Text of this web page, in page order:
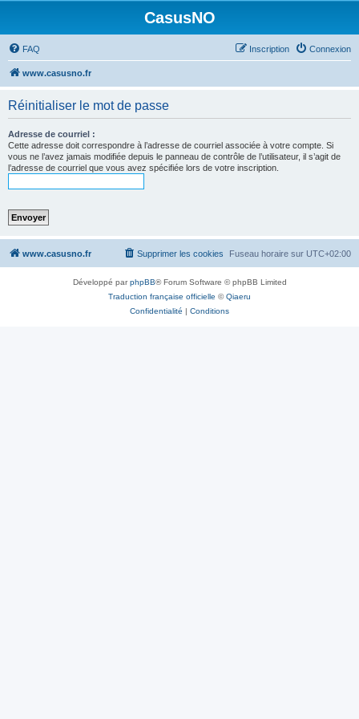
CasusNO
FAQ Connexion
Inscription
www.casusno.fr
Réinitialiser le mot de passe
Adresse de courriel :
Cette adresse doit correspondre à l’adresse de courriel associée à votre compte. Si
vous ne l’avez jamais modifiée depuis le panneau de contrôle de l’utilisateur, il s’agit de
l’adresse de courriel que vous avez spécifiée lors de votre inscription.
www.casusno.fr Fuseau horaire sur UTC+02:00
Supprimer les cookies
Développé parphpBB® Forum Software © phpBB Limited
Traduction française officielle ©Qiaeru
Confidentialité | Conditions